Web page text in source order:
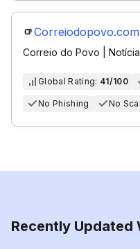
Correio do Povo |
Global Rating: 41/100
No Phishing No
Recently Updated